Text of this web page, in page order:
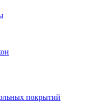
покрытий